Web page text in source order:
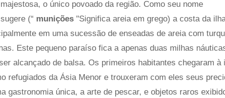
o único povoado da região. Como seu nome
(“ munições "Significa areia em grego) a costa da
em uma sucessão de enseadas de areia com
Este pequeno paraíso fica a apenas duas milhas
alcançado de balsa. Os primeiros habitantes chegaram à
refugiados da Ásia Menor e trouxeram com eles seus
gastronomia única, a arte de pescar, e objetos raros